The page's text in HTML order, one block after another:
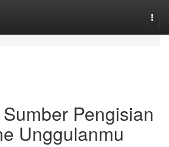
Pengisian
Unggulanmu